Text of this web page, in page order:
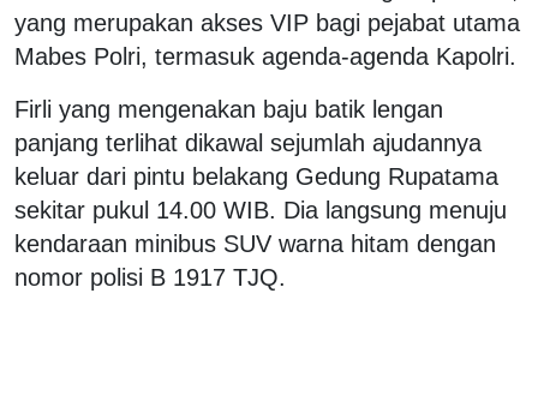
yang merupakan akses VIP bagi pejabat utama
Mabes Polri, termasuk agenda-agenda Kapolri.
Firli yang mengenakan baju batik lengan
panjang terlihat dikawal sejumlah ajudannya
keluar dari pintu belakang Gedung Rupatama
sekitar pukul 14.00 WIB. Dia langsung menuju
kendaraan minibus SUV warna hitam dengan
nomor polisi B 1917 TJQ.